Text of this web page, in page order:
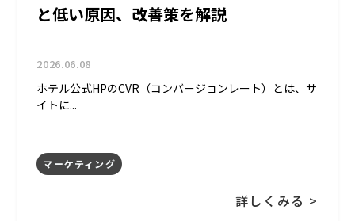
と低い原因、改善策を解説
2026.06.08
ホテル公式HPのCVR（コンバージョンレート）とは、サ
イトに...
マーケティング
詳しくみる >